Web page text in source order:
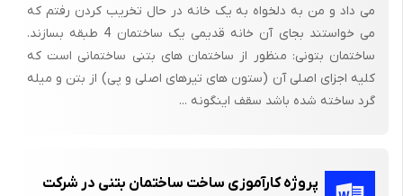
گچ را با ماله آهنی روی دیوار آستر شده می گشد و بلا فاصله یک
شمشه صاف روی آن می کشد تا ناهمواری های آن روی دیوار گرفته
کاشیکاری
کار آماده می ماند سپس با گچ یا سیمان یا ماسه یا خاک رس کوبیده
می داد و من به دلخواه به یک خانه در حال تخریب کردن رفتم که
می خواستند بجای آن خانه قدیمی یک ساختمان 4 طبقه بسازند.
ساختمان بتونی: منظور از ساختمان های بتنی ساختمانی است که
کلیه اجزای اصلی آن (ستون های تیرهای اصلی و پی) از بتن و میله
گرد ساخته شده باشد سقف اینگونه ...
پروژه کارآموزی ساخت ساختمان بتنی در شرکت